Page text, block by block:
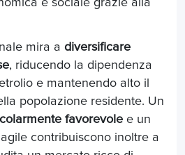
mira a diversificare
, riducendo la dipendenza
e mantenendo alto il
popolazione residente. Un
favorevole e un
contribuiscono inoltre a